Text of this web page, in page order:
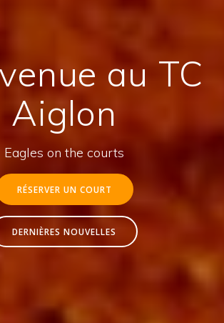
au TC
Aiglon
Eagles on the courts
RÉSERVER UN COURT
DERNIÈRES NOUVELLES